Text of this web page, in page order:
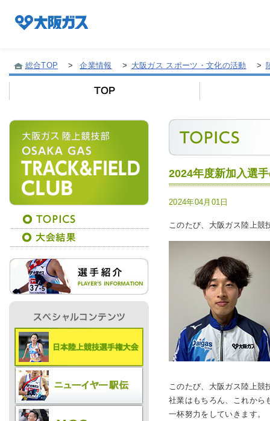
企業/グループについて
社会貢献
技術開発
サステナビリティ
採用情報
プレスリリース
総合TOP > 企業情報 > 大阪ガス スポーツ・文化の活動 >
2024年度新加入選
2024年04月01日
このたび、大阪ガス陸上競
このたび、大阪ガス陸上競
社業はもちろん、これから
一杯努力をしていきます。